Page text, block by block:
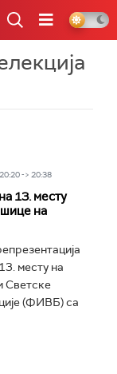
-> 20:38
13. месту
на
месту на
Светске
(ФИВБ) са